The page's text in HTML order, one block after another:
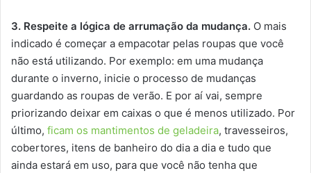
3. Respeite a lógica de arrumação da mudança. O mais
indicado é começar a empacotar pelas roupas que você
não está utilizando. Por exemplo: em uma mudança
durante o inverno, inicie o processo de mudanças
guardando as roupas de verão. E por aí vai, sempre
priorizando deixar em caixas o que é menos utilizado. Por
último, ficam os mantimentos de geladeira, travesseiros,
cobertores, itens de banheiro do dia a dia e tudo que
ainda estará em uso, para que você não tenha que